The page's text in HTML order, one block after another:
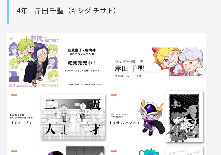
4年 岸田 千聖（キシダ チサト）